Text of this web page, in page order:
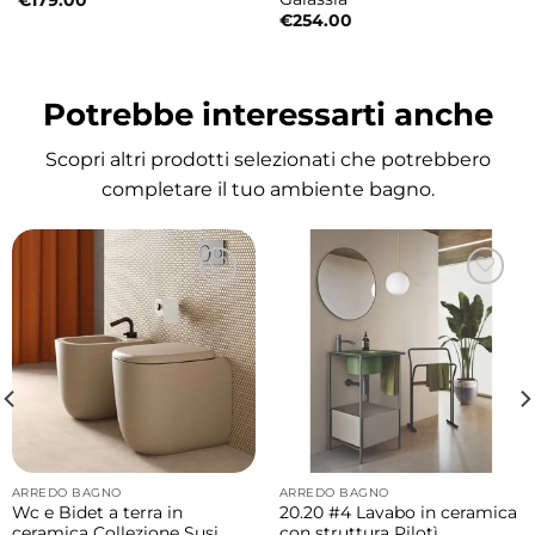
Disponibile in varie finiture lucide e matt
personalizzare l’ambiente bagno con uno
stile contemporaneo e ricercato.
Possibilità di piano d’appoggio optional
Il lavabo può essere completato con pratico
piano d’appoggio disponibile come optional
in diverse finiture, perfetto per creare
composizioni coordinate moderne e
funzionali.
€254.00
Potrebbe interessarti anche
Scopri altri prodotti selezionati che potrebbero
completare il tuo ambiente bagno.
ARREDO BAGNO
Wc e Bidet a terra in
ARREDO BAGNO
20.20 #4 Lavabo in ceramica